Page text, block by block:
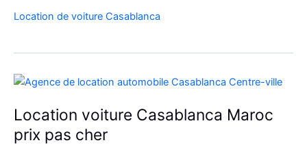
Voiture
Clio
5
Diesel
Location de voiture Casablanca
Location voiture Casablanca Maroc
prix pas cher